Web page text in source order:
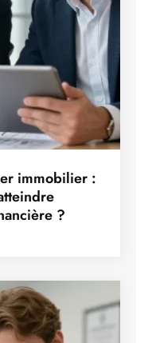
immobilier :
?